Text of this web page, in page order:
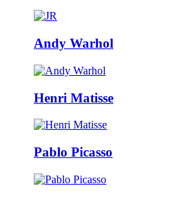
Andy Warhol
Henri Matisse
Pablo Picasso